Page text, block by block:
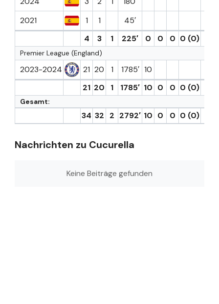
2021
1 1
45′
4
3 1 225′ 0 0 0 0 (0)
Premier League (England)
2023-2024 21 20 1 1785′ 10
21 20 1 1785′ 10 0 0 0 (0)
Gesamt:
34 32 2 2792′ 10 0 0 0 (0)
Nachrichten zu Cucurella
Keine Beiträge gefunden